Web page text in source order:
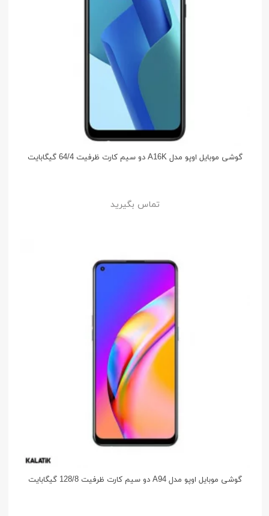
گوشی موبایل اوپو مدل A16K دو سیم کارت ظرفیت 64/4 گیگابایت
تماس بگیرید
گوشی موبایل اوپو مدل A94 دو سیم کارت ظرفیت 128/8 گیگابایت